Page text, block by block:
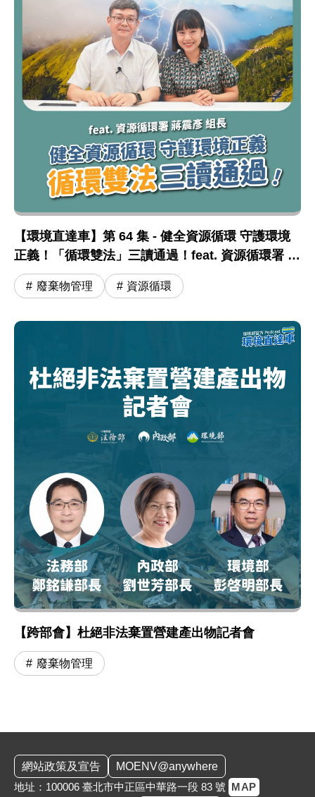
【環境直達車】第 64 集 - 健全資源循環 守護環境
正義！「循環雙法」三讀通過！feat. 資源循環署 蔣
震彥組長
廢棄物管理 資源循環
【跨部會】杜絕非法棄置營建產出物記者會
廢棄物管理
網站政策及宣告
MOENV@anywhere
地址：100006 臺北市中正區中華路一段 83 號 MAP